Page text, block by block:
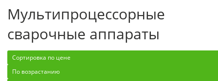
Мультипроцессорные
сварочные аппараты
Сортировка по цене
По возрастанию